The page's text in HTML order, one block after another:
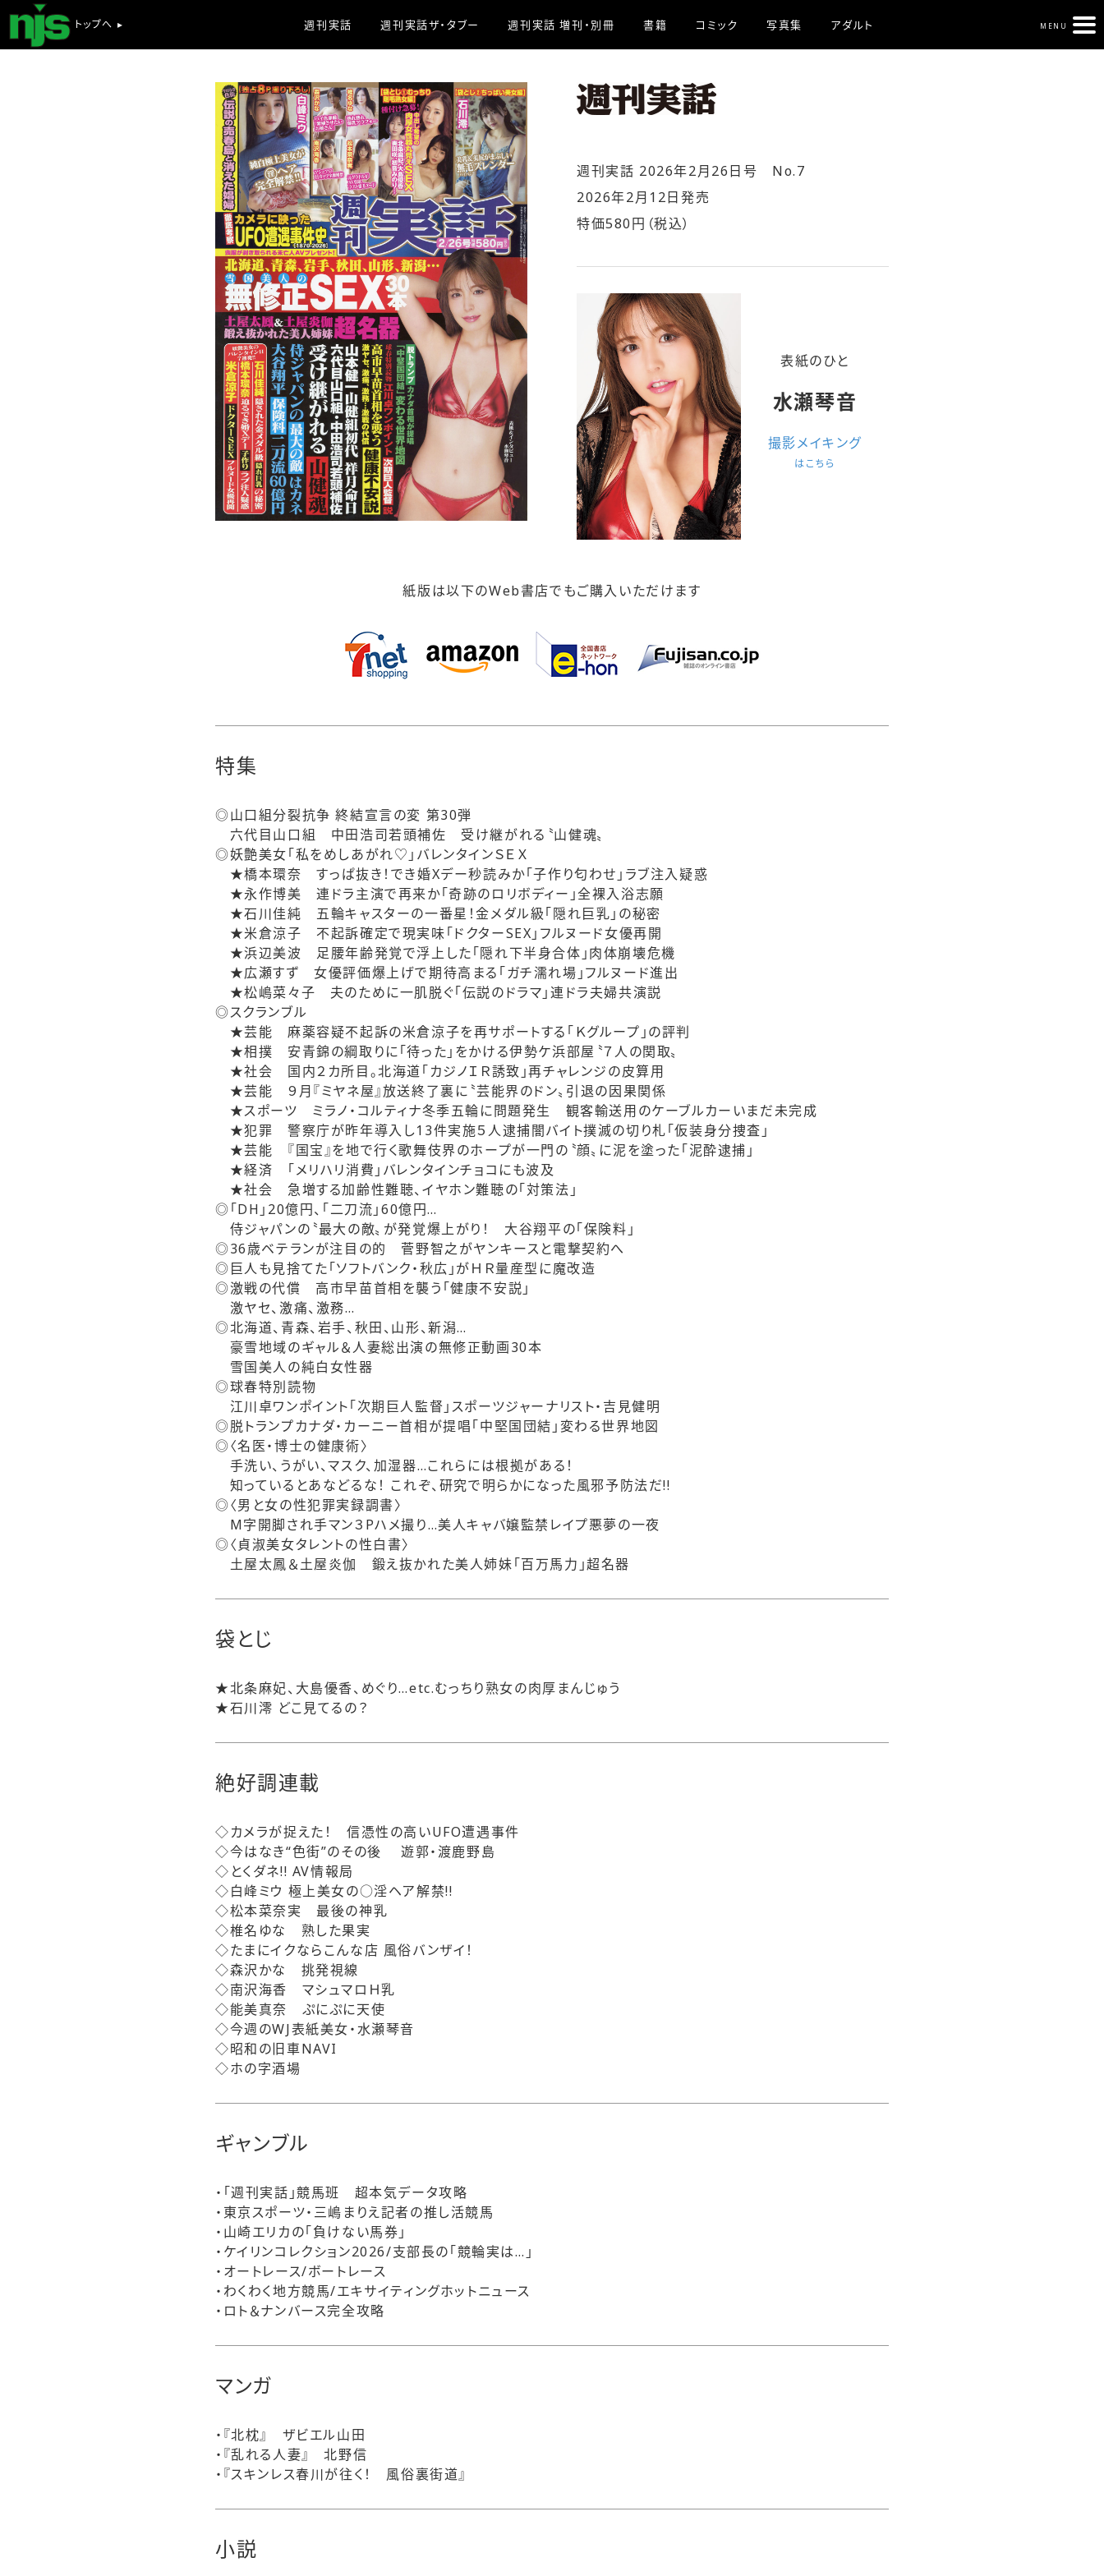
トップへ ▸ 週刊実話 週刊実話ザ・タブー 週刊実話 増刊・別冊 書籍 コミック 写真集 アダルト MENU
週刊実話 2026年2月26日号 No.7
2026年2月12日発売
特価580円（税込）
表紙のひと
水瀬琴音
撮影メイキング
はこちら
紙版は以下のWeb書店でもご購入いただけます
特集
◎山口組分裂抗争 終結宣言の変 第30弾
六代目山口組 中田浩司若頭補佐 受け継がれる〝山健魂〟
◎妖艶美女「私をめしあがれ♡」バレンタインＳＥＸ
★橋本環奈 すっぱ抜き！でき婚Xデー秒読みか「子作り匂わせ」ラブ注入疑惑
★永作博美 連ドラ主演で再来か「奇跡のロリボディー」全裸入浴志願
★石川佳純 五輪キャスターの一番星！金メダル級「隠れ巨乳」の秘密
★米倉涼子 不起訴確定で現実味「ドクターSEX」フルヌード女優再開
★浜辺美波 足腰年齢発覚で浮上した「隠れ下半身合体」肉体崩壊危機
★広瀬すず 女優評価爆上げで期待高まる「ガチ濡れ場」フルヌード進出
★松嶋菜々子 夫のために一肌脱ぐ「伝説のドラマ」連ドラ夫婦共演説
◎スクランブル
★芸能 麻薬容疑不起訴の米倉涼子を再サポートする「Ｋグループ」の評判
★相撲 安青錦の綱取りに「待った」をかける伊勢ケ浜部屋〝７人の関取〟
★社会 国内２カ所目。北海道「カジノＩＲ誘致」再チャレンジの皮算用
★芸能 ９月『ミヤネ屋』放送終了裏に〝芸能界のドン〟引退の因果関係
★スポーツ ミラノ・コルティナ冬季五輪に問題発生 観客輸送用のケーブルカーいまだ未完成
★犯罪 警察庁が昨年導入し13件実施５人逮捕闇バイト撲滅の切り札「仮装身分捜査」
★芸能 『国宝』を地で行く歌舞伎界のホープが一門の〝顔〟に泥を塗った「泥酔逮捕」
★経済 「メリハリ消費」バレンタインチョコにも波及
★社会 急増する加齢性難聴、イヤホン難聴の「対策法」
◎「DH」20億円、「二刀流」60億円…
侍ジャパンの〝最大の敵〟が発覚爆上がり！ 大谷翔平の「保険料」
◎36歳ベテランが注目の的 菅野智之がヤンキースと電撃契約へ
◎巨人も見捨てた「ソフトバンク・秋広」がＨＲ量産型に魔改造
◎激戦の代償 高市早苗首相を襲う「健康不安説」
激ヤセ、激痛、激務…
◎北海道、青森、岩手、秋田、山形、新潟…
豪雪地域のギャル＆人妻総出演の無修正動画30本
雪国美人の純白女性器
◎球春特別読物
江川卓ワンポイント「次期巨人監督」スポーツジャーナリスト・吉見健明
◎脱トランプカナダ・カーニー首相が提唱「中堅国団結」変わる世界地図
◎〈名医・博士の健康術〉
手洗い、うがい、マスク、加湿器…これらには根拠がある！
知っているとあなどるな！ これぞ、研究で明らかになった風邪予防法だ!!
◎〈男と女の性犯罪実録調書〉
M字開脚され手マン３Pハメ撮り…美人キャバ嬢監禁レイプ悪夢の一夜
◎〈貞淑美女タレントの性白書〉
土屋太鳳＆土屋炎伽 鍛え抜かれた美人姉妹「百万馬力」超名器
袋とじ
★北条麻妃、大島優香、めぐり…etc.むっちり熟女の肉厚まんじゅう
★石川澪 どこ見てるの？
絶好調連載
◇カメラが捉えた！ 信憑性の高いUFO遭遇事件
◇今はなき“色街”のその後 遊郭・渡鹿野島
◇とくダネ!! AV情報局
◇白峰ミウ 極上美女の○淫ヘア解禁!!
◇松本菜奈実 最後の神乳
◇椎名ゆな 熟した果実
◇たまにイクならこんな店 風俗バンザイ！
◇森沢かな 挑発視線
◇南沢海香 マシュマロＨ乳
◇能美真奈 ぷにぷに天使
◇今週のWJ表紙美女・水瀬琴音
◇昭和の旧車NAVI
◇ホの字酒場
ギャンブル
・「週刊実話」競馬班 超本気データ攻略
・東京スポーツ・三嶋まりえ記者の推し活競馬
・山崎エリカの「負けない馬券」
・ケイリンコレクション2026/支部長の「競輪実は…」
・オートレース/ボートレース
・わくわく地方競馬/エキサイティングホットニュース
・ロト＆ナンバース完全攻略
マンガ
・『北枕』 ザビエル山田
・『乱れる人妻』 北野信
・『スキンレス春川が往く！ 風俗裏街道』
小説